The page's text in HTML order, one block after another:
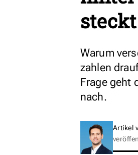
steckt
Warum
zahlen
Frage geht
nach.
Artikel